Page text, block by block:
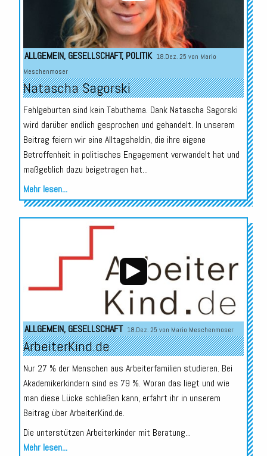
ALLGEMEIN, GESELLSCHAFT, POLITIK 18.Dez. 25 von Mario
Meschenmoser
Natascha Sagorski
Fehlgeburten sind kein Tabuthema. Dank Natascha Sagorski
wird darüber endlich gesprochen und gehandelt. In unserem
Beitrag feiern wir eine Alltagsheldin, die ihre eigene
Betroffenheit in politisches Engagement verwandelt hat und
maßgeblich dazu beigetragen hat...
Mehr lesen...
Audio-
Player
ALLGEMEIN, GESELLSCHAFT 18.Dez. 25 von Mario Meschenmoser
ArbeiterKind.de
Nur 27 % der Menschen aus Arbeiterfamilien studieren. Bei
Akademikerkindern sind es 79 %. Woran das liegt und wie
man diese Lücke schließen kann, erfahrt ihr in unserem
Beitrag über ArbeiterKind.de.
Die unterstützen Arbeiterkinder mit Beratung...
Mehr lesen...